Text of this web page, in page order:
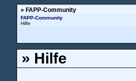
» FAPP-Community
FAPP-Community
Hilfe
» Hilfe